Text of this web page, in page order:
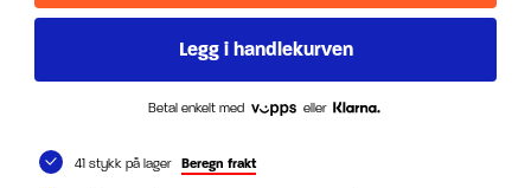
Betal enkelt med eller
41 stykk på lager Beregn frakt